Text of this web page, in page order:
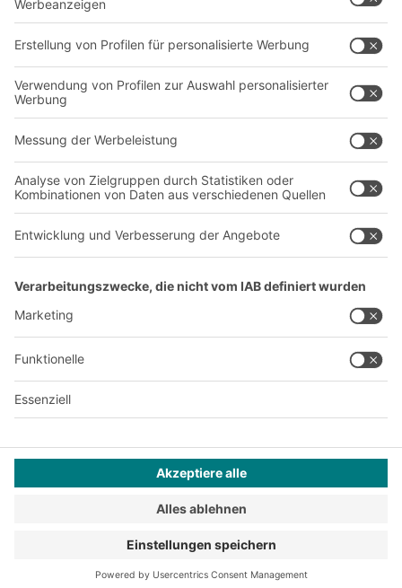
Regalsysteme
Transportsysteme
Unternehmen
Standorte weltweit
Produktionsstandorte
Follow us
YOUR LIFE.
+43 (7224) 65 555-0
Dieses Angebot ist für Industrie, Handwerk, Handel und die
freien Berufe zur Verwendung in der selbstständigen,
beruflichen oder gewerblichen Tätigkeit bestimmt.
Privatsphäre-Einstellungen